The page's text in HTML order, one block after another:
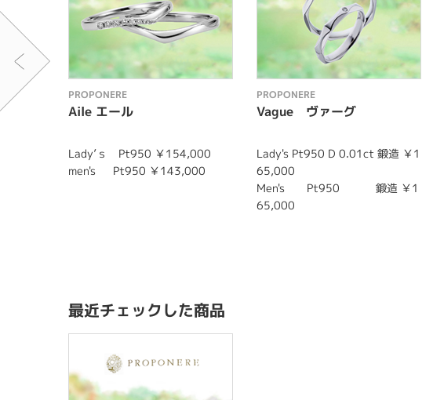
PROPONERE
Aile エール
Lady’ｓ Pt950 ￥154,000
men's Pt950 ￥143,000
PROPONERE
Vague ヴァーグ
Lady's Pt950 D 0.01ct 鍛造 ￥1
65,000
Men's Pt950 鍛造 ￥1
65,000
最近チェックした商品